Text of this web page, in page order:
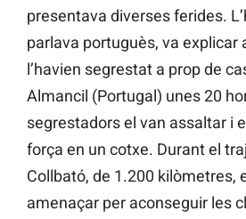
presentava diverses ferides.
parlava portuguès, va explicar
l’havien segrestat a prop de
Almancil (Portugal) unes 20
segrestadors el van assaltar i
força en un cotxe. Durant el
Collbató, de 1.200 kilòmetres,
amenaçar per aconseguir les